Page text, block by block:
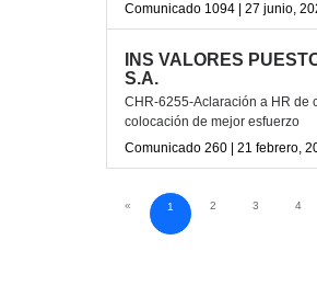
Comunicado 1094 | 27 junio,
INS VALORES
S.A.
CHR-6255-Aclaración a HR de
colocación de mejor esfuerzo
Comunicado 260 | 21 febrero,
« 1 2 3 4